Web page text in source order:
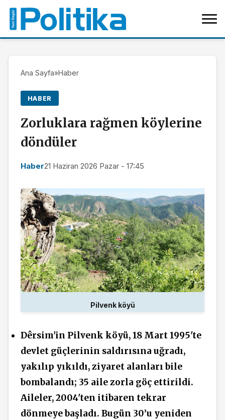
Ana Sayfa»Haber
HABER
Zorluklara rağmen köylerine
döndüler
Haber21 Haziran 2026 Pazar - 17:45
Pilvenk köyü
Dêrsim'in Pilvenk köyü, 18 Mart 1995'te
devlet güçlerinin saldırısına uğradı,
yakılıp yıkıldı, ziyaret alanları bile
bombalandı; 35 aile zorla göç ettirildi.
Aileler, 2004'ten itibaren tekrar
dönmeye başladı. Bugün 30’u yeniden